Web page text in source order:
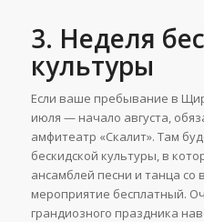
3. Неделя
культуры
Если ваше пребывание в
июля — начало августа,
амфитеатр «Скалит». Там
бескидской культуры, в
ансамблей песни и танца со
мероприятие бесплатный.
грандиозного праздника